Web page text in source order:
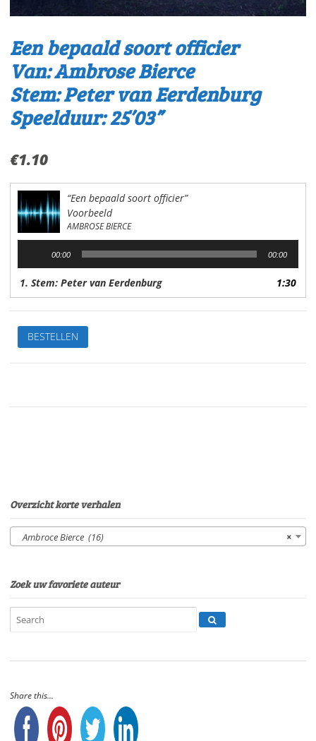
Een bepaald soort officier
Van: Ambrose Bierce
Stem: Peter van Eerdenburg
Speelduur: 25’03”
€1.10
“Een bepaald soort officier”
Voorbeeld
AMBROSE BIERCE
00:00 00:00
1. Stem: Peter van Eerdenburg 1:30
Een
bepaald
soort
BierceStem:
BESTELLEN
Overzicht korte verhalen
×
Ambroce Bierce (16)
Zoek uw favoriete auteur
Share this...